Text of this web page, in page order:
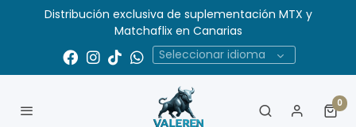
Distribución exclusiva de suplementación MTX y
Matchaflix en Canarias
Seleccionar idioma
0